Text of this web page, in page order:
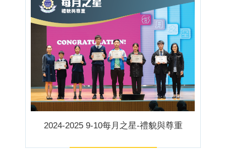
2024-2025 9-10每月之星-禮貌與尊重